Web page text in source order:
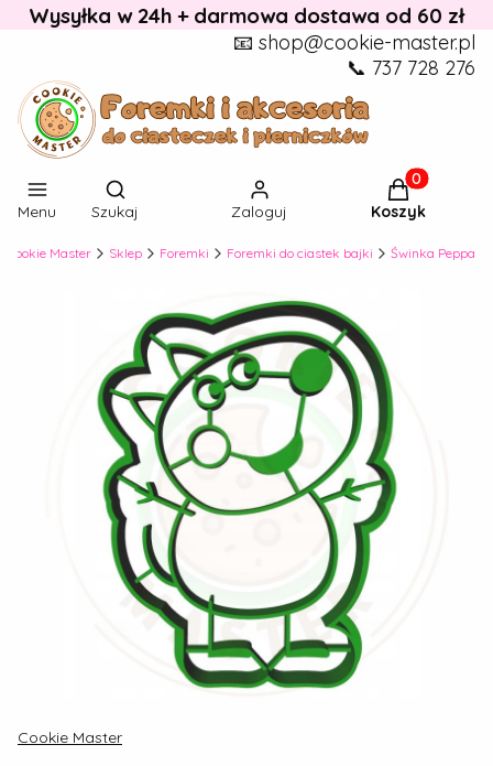
Wysyłka w 24h + darmowa dostawa od 60 zł
📧 shop@cookie-master.pl
📞 737 728 276
Menu
Otwórz wyszukiwarkę
Szukaj Zaloguj
Produkty w
Koszyk
Cookie Master Sklep Foremki Foremki do ciastek bajki Świnka Peppa
Cookie Master